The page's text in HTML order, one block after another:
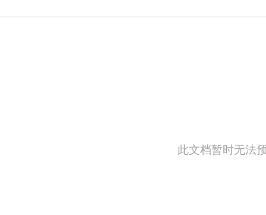
此文档暂时无法预